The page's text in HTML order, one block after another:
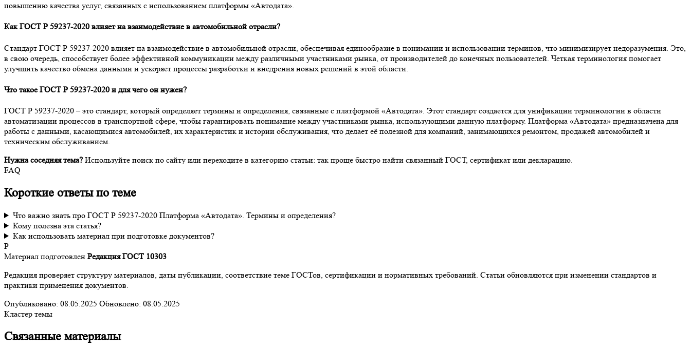
повышению качества услуг, связанных с использованием платформы «Автодата».
Как ГОСТ Р 59237-2020 влияет на взаимодействие в автомобильной отрасли?
Стандарт ГОСТ Р 59237-2020 влияет на взаимодействие в автомобильной отрасли, обеспечивая единообразие в понимании и использовании терминов, что минимизирует недоразумения. Это,
в свою очередь, способствует более эффективной коммуникации между различными участниками рынка, от производителей до конечных пользователей. Четкая терминология помогает
улучшить качество обмена данными и ускоряет процессы разработки и внедрения новых решений в этой области.
Что такое ГОСТ Р 59237-2020 и для чего он нужен?
ГОСТ Р 59237-2020 – это стандарт, который определяет термины и определения, связанные с платформой «Автодата». Этот стандарт создается для унификации терминологии в области
автоматизации процессов в транспортной сфере, чтобы гарантировать понимание между участниками рынка, использующими данную платформу. Платформа «Автодата» предназначена для
работы с данными, касающимися автомобилей, их характеристик и истории обслуживания, что делает её полезной для компаний, занимающихся ремонтом, продажей автомобилей и
техническим обслуживанием.
Нужна соседняя тема? Используйте поиск по сайту или переходите в категорию статьи: так проще быстро найти связанный ГОСТ, сертификат или декларацию.
FAQ
Короткие ответы по теме
Что важно знать про ГОСТ Р 59237-2020 Платформа «Автодата». Термины и определения?
Кому полезна эта статья?
Как использовать материал при подготовке документов?
Р
Материал подготовлен Редакция ГОСТ 10303
Редакция проверяет структуру материалов, даты публикации, соответствие теме ГОСТов, сертификации и нормативных требований. Статьи обновляются при изменении стандартов и
практики применения документов.
Опубликовано: 08.05.2025 Обновлено: 08.05.2025
Кластер темы
Связанные материалы